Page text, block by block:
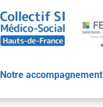
Notre accompagnement